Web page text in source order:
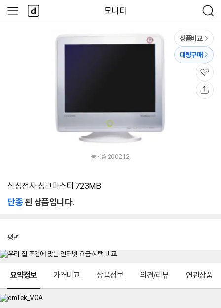
모니터
검
색
사
이
다
나
와
상품비교
대량구매
관
심
등록월 2002.12.
삼성전자 싱크마스터 723MB
단종된 상품입니다.
평면
요약정보 가격비교 상품정보 의견/리뷰 연관상품